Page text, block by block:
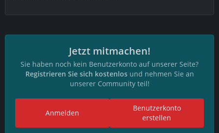
Jetzt mitmachen!
Sie haben noch kein Benutzerkonto auf unserer Seite?
Registrieren Sie sich kostenlosund nehmen Sie an
unserer Community teil!
Benutzerkonto
erstellen
Anmelden